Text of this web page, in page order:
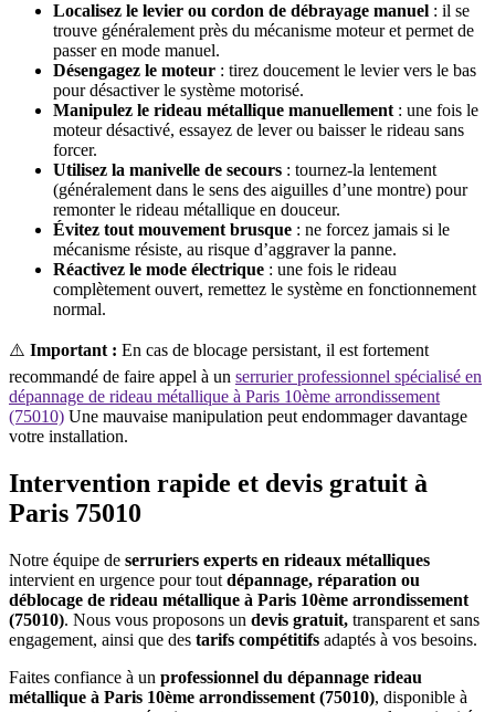
Localisez le levier ou cordon de débrayage manuel : il se
trouve généralement près du mécanisme moteur et permet de
passer en mode manuel.
Désengagez le moteur : tirez doucement le levier vers le bas
pour désactiver le système motorisé.
Manipulez le rideau métallique manuellement : une fois le
moteur désactivé, essayez de lever ou baisser le rideau sans
forcer.
Utilisez la manivelle de secours : tournez-la lentement
(généralement dans le sens des aiguilles d’une montre) pour
remonter le rideau métallique en douceur.
Évitez tout mouvement brusque : ne forcez jamais si le
mécanisme résiste, au risque d’aggraver la panne.
Réactivez le mode électrique : une fois le rideau
complètement ouvert, remettez le système en fonctionnement
normal.
⚠️ Important : En cas de blocage persistant, il est fortement
recommandé de faire appel à un serrurier professionnel spécialisé en
dépannage de rideau métallique à Paris 10ème arrondissement
(75010) Une mauvaise manipulation peut endommager davantage
votre installation.
Intervention rapide et devis gratuit à
Paris 75010
Notre équipe de serruriers experts en rideaux métalliques
intervient en urgence pour tout dépannage, réparation ou
déblocage de rideau métallique à Paris 10ème arrondissement
(75010). Nous vous proposons un devis gratuit, transparent et sans
engagement, ainsi que des tarifs compétitifs adaptés à vos besoins.
Faites confiance à un professionnel du dépannage rideau
métallique à Paris 10ème arrondissement (75010), disponible à